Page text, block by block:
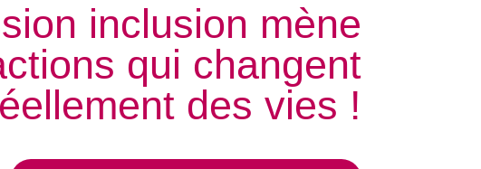
inclusion mène
qui changent
des vies !